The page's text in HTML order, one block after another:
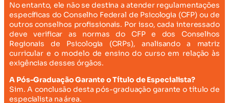
No entanto, ele não se destina a atender regulamentações
específicas do Conselho Federal de Psicologia (CFP) ou de
outros conselhos profissionais. Por isso, cada interessado
deve verificar as normas do CFP e dos Conselhos
Regionais de Psicologia (CRPs), analisando a matriz
curricular e o modelo de ensino do curso em relação às
exigências desses órgãos.
A Pós-Graduação Garante o Título de Especialista?
Sim. A conclusão desta pós-graduação garante o título de
especialista na área.